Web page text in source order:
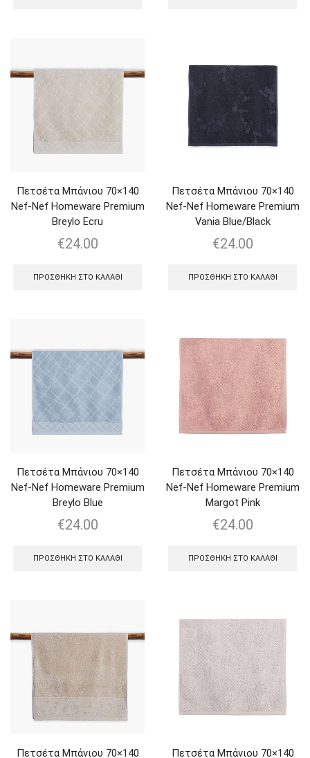
Πετσέτα Μπάνιου 70×140
Nef-Nef Homeware Premium
Breylo Ecru
€24.00
ΠΡΟΣΘΉΚΗ ΣΤΟ ΚΑΛΆΘΙ
Πετσέτα Μπάνιου 70×140
Nef-Nef Homeware Premium
Vania Blue/Black
€24.00
ΠΡΟΣΘΉΚΗ ΣΤΟ ΚΑΛΆΘΙ
Πετσέτα Μπάνιου 70×140
Nef-Nef Homeware Premium
Breylo Blue
€24.00
ΠΡΟΣΘΉΚΗ ΣΤΟ ΚΑΛΆΘΙ
Πετσέτα Μπάνιου 70×140
Nef-Nef Homeware Premium
Margot Pink
€24.00
ΠΡΟΣΘΉΚΗ ΣΤΟ ΚΑΛΆΘΙ
Πετσέτα Μπάνιου 70×140 Πετσέτα Μπάνιου 70×140